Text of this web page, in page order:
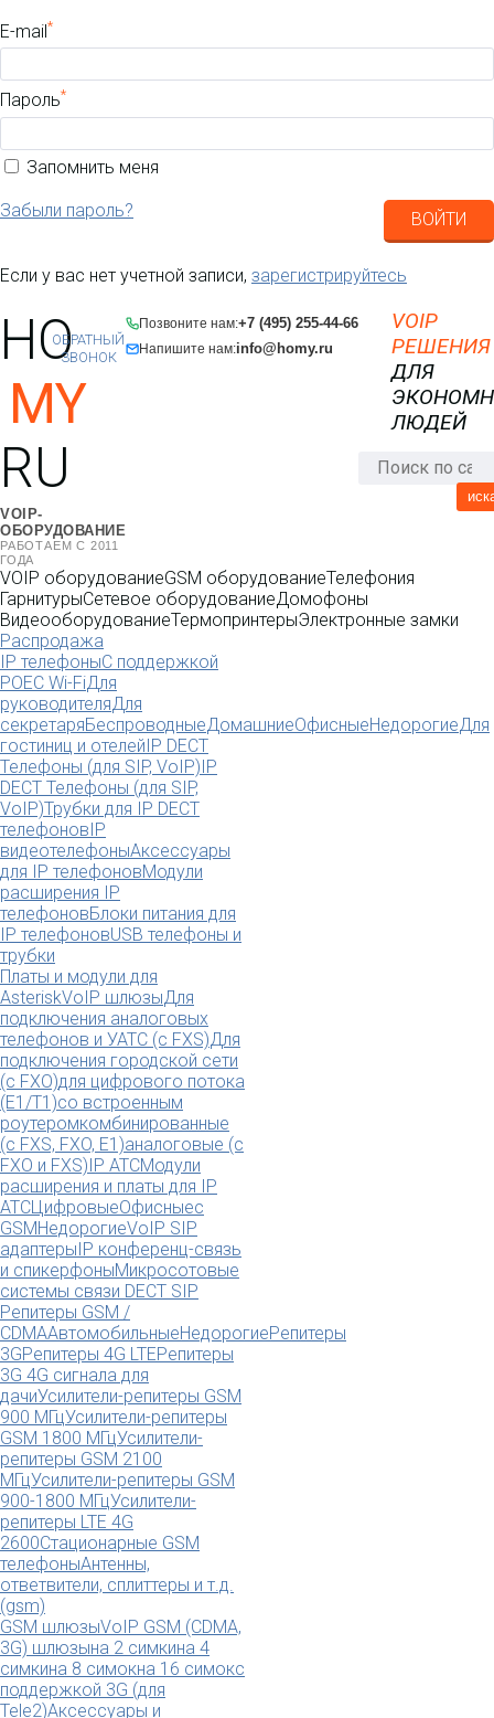
E-mail *
Пароль*
Запомнить меня
Забыли пароль? ВОЙТИ
Если у вас нет учетной записи, зарегистрируйтесь
HO
MY
RU
VOIP-
ОБОРУДОВАНИЕ
РАБОТАЕМ С 2011
ГОДА
Позвоните нам:+7 (495) 255-44-66
Напишите нам:info@homy.ru
ОБРАТНЫЙ
ЗВОНОК
VOIP
РЕШЕНИЯ
ДЛЯ
ЛЮДЕЙ
VOIP оборудованиеGSM оборудованиеТелефония
ГарнитурыСетевое оборудованиеДомофоны
ВидеооборудованиеТермопринтерыЭлектронные замки
Распродажа
IP телефоныС поддержкой
POEC Wi-FiДля
руководителяДля
секретаряБеспроводныеДомашниеОфисныеНедорогиеДля
гостиниц и отелейIP DECT
Телефоны (для SIP, VoIP)IP
DECT Телефоны (для SIP,
VoIP)Трубки для IP DECT
телефоновIP
видеотелефоныАксессуары
для IP телефоновМодули
расширения IP
телефоновБлоки питания для
IP телефоновUSB телефоны и
трубки
Платы и модули для
AsteriskVoIP шлюзыДля
подключения аналоговых
телефонов и УАТС (с FXS)Для
подключения городской сети
(с FXO)для цифрового потока
(E1/T1)со встроенным
роутеромкомбинированные
(c FXS, FXO, E1)аналоговые (с
FXO и FXS)IP АТСМодули
расширения и платы для IP
АТСЦифровыеОфисныес
GSMНедорогиеVoIP SIP
адаптерыIP конференц-связь
и спикерфоныМикросотовые
системы связи DECT SIP
Репитеры GSM /
CDMAАвтомобильныеНедорогиеРепитеры
3GРепитеры 4G LTEРепитеры
3G 4G сигнала для
дачиУсилители-репитеры GSM
900 МГцУсилители-репитеры
GSM 1800 МГцУсилители-
репитеры GSM 2100
МГцУсилители-репитеры GSM
900-1800 МГцУсилители-
репитеры LTE 4G
2600Стационарные GSM
телефоныАнтенны,
ответвители, сплиттеры и т.д.
(gsm)
GSM шлюзыVoIP GSM (CDMA,
3G) шлюзына 2 симкина 4
симкина 8 симокна 16 симокс
поддержкой 3G (для
Tele2)Аксессуары и